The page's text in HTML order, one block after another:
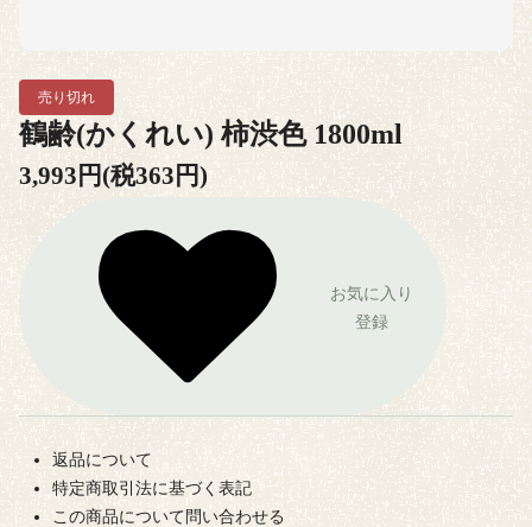
売り切れ
鶴齢(かくれい) 柿渋色 1800ml
3,993円(税363円)
お気に入り
登録
返品について
特定商取引法に基づく表記
この商品について問い合わせる